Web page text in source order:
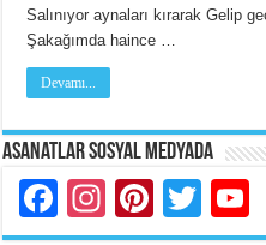
Salınıyor aynaları kırarak Gelip
Şakağımda haince …
Devamı...
Asanatlar Sosyal Medyada
Facebook
Instagram